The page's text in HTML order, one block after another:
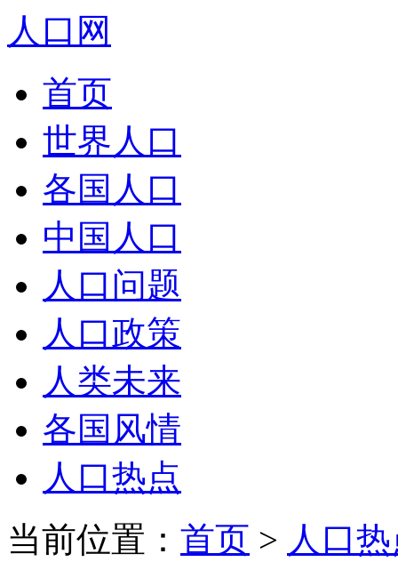
人口网
首页
世界人口
各国人口
中国人口
人口问题
人口政策
人类未来
各国风情
人口热点
当前位置： 首页 > 人口